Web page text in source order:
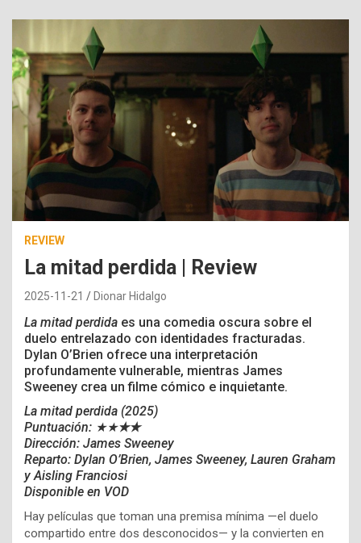
REVIEW
La mitad perdida | Review
2025-11-21 Dionar Hidalgo
La mitad perdida es una comedia oscura sobre el
duelo entrelazado con identidades fracturadas.
Dylan O’Brien ofrece una interpretación
profundamente vulnerable, mientras James
Sweeney crea un filme cómico e inquietante.
La mitad perdida (2025)
Puntuación: ★★★★
Dirección: James Sweeney
Reparto: Dylan O’Brien, James Sweeney, Lauren Graham
y Aisling Franciosi
Disponible en VOD
Hay películas que toman una premisa mínima —el duelo
compartido entre dos desconocidos— y la convierten en